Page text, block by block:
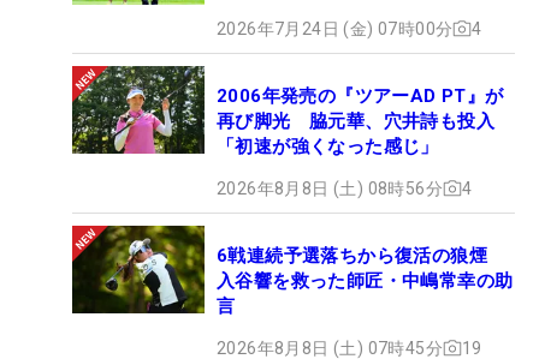
2026年7月24日 (金) 07時00分 4
2006年発売の『ツアーAD PT』が
再び脚光 脇元華、穴井詩も投入
「初速が強くなった感じ」
2026年8月8日 (土) 08時56分 4
6戦連続予選落ちから復活の狼煙
入谷響を救った師匠・中嶋常幸の助
言
2026年8月8日 (土) 07時45分 19